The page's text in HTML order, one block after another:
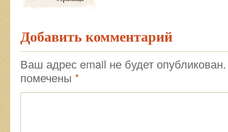
Добавить комментарий
Ваш адрес email не будет опубликован.
помечены *